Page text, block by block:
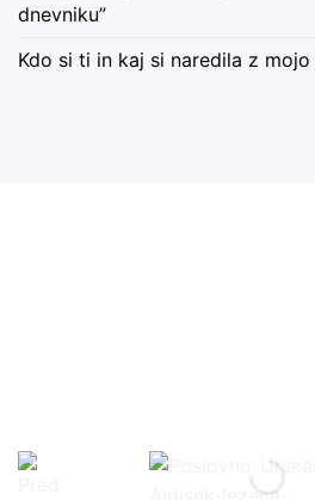
dnevniku”
Kdo si ti in kaj si naredila z mojo